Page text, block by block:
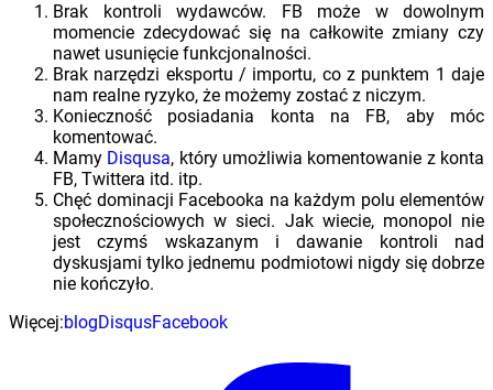
Brak kontroli wydawców. FB może w dowolnym
momencie zdecydować się na całkowite zmiany czy
nawet usunięcie funkcjonalności.
Brak narzędzi eksportu / importu, co z punktem 1 daje
nam realne ryzyko, że możemy zostać z niczym.
Konieczność posiadania konta na FB, aby móc
komentować.
Mamy Disqusa, który umożliwia komentowanie z konta
FB, Twittera itd. itp.
Chęć dominacji Facebooka na każdym polu elementów
społecznościowych w sieci. Jak wiecie, monopol nie
jest czymś wskazanym i dawanie kontroli nad
dyskusjami tylko jednemu podmiotowi nigdy się dobrze
nie kończyło.
Więcej:blogDisqusFacebook